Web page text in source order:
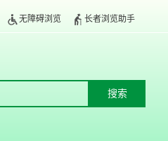
无障碍浏览 长者浏览助手